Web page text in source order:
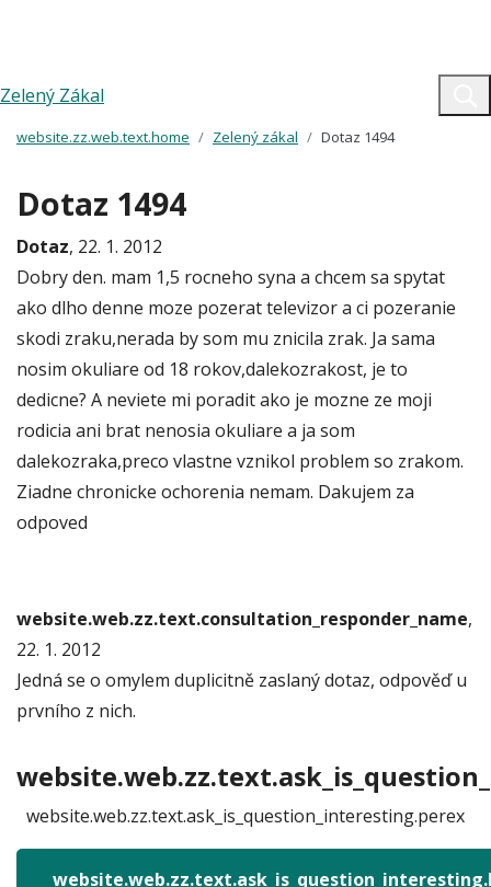
Zelený Zákal
website.zz.web.text.home Zelený zákal Dotaz 1494
Dotaz 1494
Dotaz, 22. 1. 2012
Dobry den. mam 1,5 rocneho syna a chcem sa spytat
ako dlho denne moze pozerat televizor a ci pozeranie
skodi zraku,nerada by som mu znicila zrak. Ja sama
nosim okuliare od 18 rokov,dalekozrakost, je to
dedicne? A neviete mi poradit ako je mozne ze moji
rodicia ani brat nenosia okuliare a ja som
dalekozraka,preco vlastne vznikol problem so zrakom.
Ziadne chronicke ochorenia nemam. Dakujem za
odpoved
website.web.zz.text.consultation_responder_name,
22. 1. 2012
Jedná se o omylem duplicitně zaslaný dotaz, odpověď u
prvního z nich.
website.web.zz.text.ask_is_question_interesting.perex